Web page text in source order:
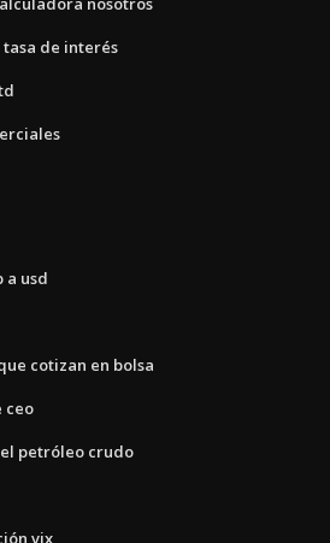
de interés
a usd
cotizan en bolsa
ceo
petróleo crudo
vix